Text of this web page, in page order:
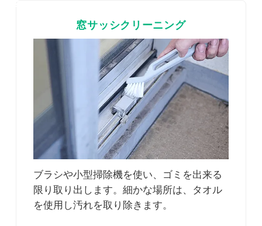
窓サッシクリーニング
ブラシや小型掃除機を使い、ゴミを出来る
限り取り出します。細かな場所は、タオル
を使用し汚れを取り除きます。